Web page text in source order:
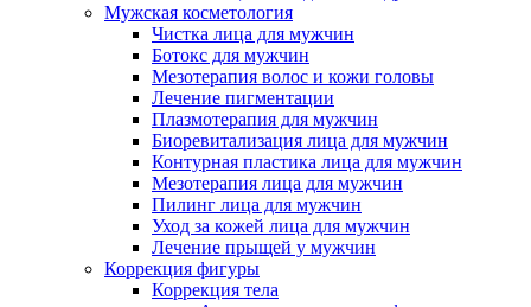
Мужская косметология
Чистка лица для мужчин
Ботокс для мужчин
Мезотерапия волос и кожи головы
Лечение пигментации
Плазмотерапия для мужчин
Биоревитализация лица для мужчин
Контурная пластика лица для мужчин
Мезотерапия лица для мужчин
Пилинг лица для мужчин
Уход за кожей лица для мужчин
Лечение прыщей у мужчин
Коррекция фигуры
Коррекция тела